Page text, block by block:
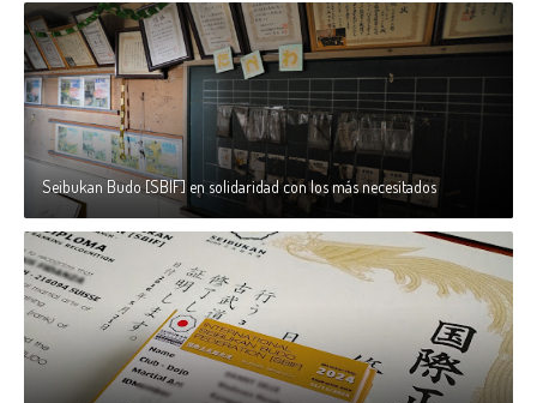
Seibukan Budo [SBIF] en solidaridad con los más necesitados